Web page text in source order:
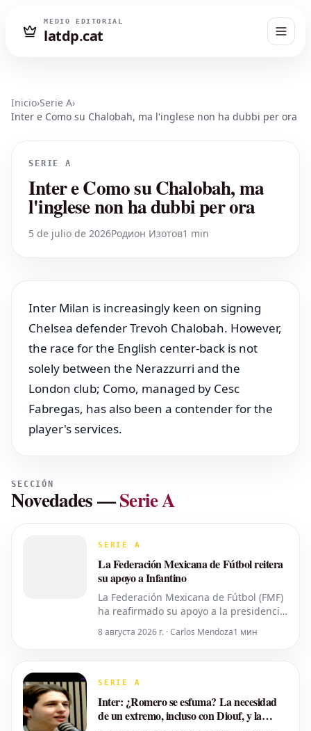
MEDIO EDITORIAL
latdp.cat
Inicio›Serie A›
Inter e Como su Chalobah, ma l'inglese non ha dubbi per ora
SERIE A
Inter e Como su Chalobah, ma
l'inglese non ha dubbi per ora
5 de julio de 2026Родион Изотов1 min
Inter Milan is increasingly keen on signing
Chelsea defender Trevoh Chalobah. However,
the race for the English center-back is not
solely between the Nerazzurri and the
London club; Como, managed by Cesc
Fabregas, has also been a contender for the
player's services.
SECCIÓN
Novedades—Serie A
SERIE A
La Federación Mexicana de Fútbol reitera
su apoyo a Infantino
La Federación Mexicana de Fútbol (FMF)
ha reafirmado su apoyo a la presidencia
En una declaración oficial emitida a
fundamental y destacó que su mejor
8 августа 2026 г. · Carlos Mendoza1 мин
SERIE A
Inter: ¿Romero se esfuma? La necesidad
de un extremo, incluso con Diouf, y la